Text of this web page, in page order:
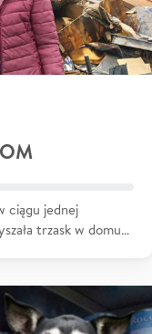
ciągu jednej
trzask w domu…